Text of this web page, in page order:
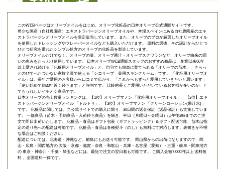
このWEBページはオリーブオイルをはじめ、オリーブ化粧品の日本オリーブ公式通販サイトです。
希少な国産（自社農園産）エキストラバージンオリーブオイルや、本場スペインにある自社農園産のエキ
ストラバージンオリーブオイルを限定販売しています。 また、オリーブのプロが厳選したオリーブオイル
を使用したドレッシングやフレーバーオイルなども購入いただけます。 原料の選抜、その設計からひとつ
ひとつ研究を重ねたシンプル処方のオリーブの化粧品を製造しています。
オリーブオイルだけでなく、オリーブの葉、オリーブ果汁・オリーブスクワランなど、オリーブ由来の潤
いの恵みをたっぷり使用しています。 日本オリーブWEB通販スタッフのおすすめ商品は、創業以来60年
以上愛され続ける「 化粧用オリーブオイル 」と、自宅でも簡単に育てられる「 オリーブの苗木 」、さらっ
とのびてべたつかない家族全員で使える「 シコリーブ 薬用スキンクリーム 」です。 「化粧用オリーブオ
イル」は、長年ご愛用のお客様から口コミで広がり、「これからもずっと愛用していきたいと思います」
「使い始めて約30年近く経ちます」と評判です。 比較的長くご愛用いただいているお客様が多いのが、と
てもうれしいイチオシ商品です。
日本オリーブの売上数量ランキングは、【1位】オリーブマノン 「 化粧用オリーブオイル 」、【2位】 エキ
ストラバージンオリーブオイル 「トルトサ」 、【3位】 オリーブマノン 「グリーンローション(果汁水)」
です。 化粧品に関しては、当公式サイトでの購入に限り、 30日間の返金保証（返品保証）
も実施していま
す。 一部商品（苗木・予約商品・入荷待ち商品）を除き、平日（月曜日～金曜日）は午後2時までのご注
文で即日出荷いたします。 化粧品・食品はギフト包装（ギフトラッピング）＆ギフト配送可能、苗木は指
定の送り先への配送は可能です。 化粧品・食品は各種熨斗（のし）も無料にて対応します。表書きが不明
な場合はご相談ください。
配送については、北海道・沖縄など、離島にもお送り可能です。 岡山県からの出荷になりますので、岡
山・広島・関西地方の 大阪・京都・滋賀・奈良・和歌山・兵庫・名古屋（愛知）・三重・岐阜・関東地方
の 東京・神奈川・千葉・埼玉などには、最短で注文の翌日着も可能です。 ご購入金額7,000円以上 送料無
料 、全国送料一律です。